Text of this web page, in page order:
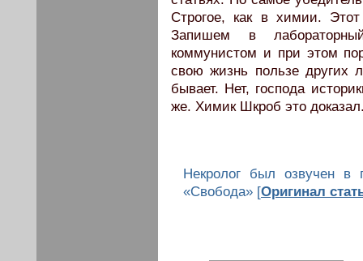
Строгое, как в химии.
Запишем в
коммунистом и при этом
свою жизнь пользе других
бывает. Нет, господа
же. Химик Шкроб это
Некролог был озвучен в
«Свобода» [Оригинал